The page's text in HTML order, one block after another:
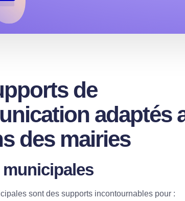
de
adaptés
des mairies
sont des supports incontournables pour :